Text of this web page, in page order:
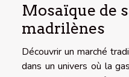
Mosaïque de
madrilènes
Découvrir un marché
dans un univers où la